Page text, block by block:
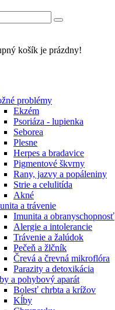
košík je prázdny!
problémy
Ekzém
Psoriáza - lupienka
Seborea
Plesne
Herpes a bradavice
Pigmentové škvrny
Rany, jazvy a popáleniny
Strie a celulitída
Akné
a trávenie
Imunita a obranyschopnosť
Alergie a intolerancie
Trávenie a žalúdok
Pečeň a žlčník
Črevá a črevná mikroflóra
Parazity a detoxikácia
a pohybový aparát
Bolesť chrbta a krížov
Kĺby